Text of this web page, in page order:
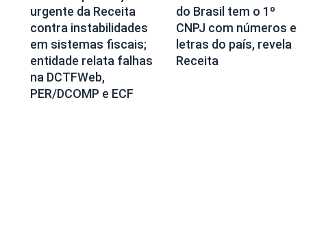
urgente da Receita
contra instabilidades
em sistemas fiscais;
entidade relata falhas
na DCTFWeb,
PER/DCOMP e ECF
do Brasil tem o 1º
CNPJ com números e
letras do país, revela
Receita